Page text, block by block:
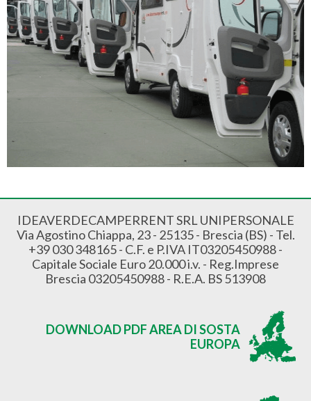
IDEAVERDECAMPERRENT SRL UNIPERSONALE
Via Agostino Chiappa, 23 - 25135 - Brescia (BS) - Tel.
+39 030 348165 - C.F. e P.IVA IT03205450988 -
Capitale Sociale Euro 20.000 i.v. - Reg.Imprese
Brescia 03205450988 - R.E.A. BS 513908
DOWNLOAD PDF AREA DI SOSTA
EUROPA